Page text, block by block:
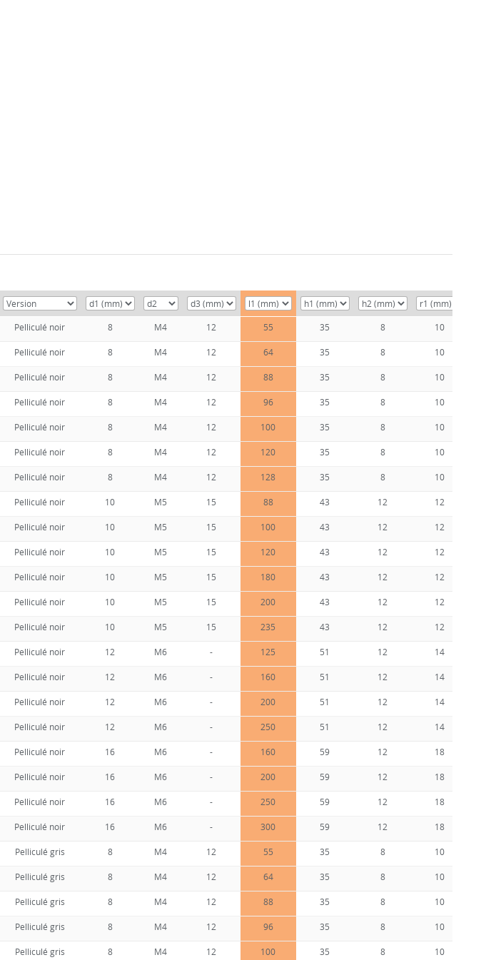
Pelliculé noir 8 M4 12 55 35 8 10
Pelliculé noir 8 M4 12 64 35 8 10
Pelliculé noir 8 M4 12 88 35 8 10
Pelliculé noir 8 M4 12 96 35 8 10
Pelliculé noir 8 M4 12 100 35 8 10
Pelliculé noir 8 M4 12 120 35 8 10
Pelliculé noir 8 M4 12 128 35 8 10
Pelliculé noir 10 M5 15 88 43 12 12
Pelliculé noir 10 M5 15 100 43 12 12
Pelliculé noir 10 M5 15 120 43 12 12
Pelliculé noir 10 M5 15 180 43 12 12
Pelliculé noir 10 M5 15 200 43 12 12
Pelliculé noir 10 M5 15 235 43 12 12
Pelliculé noir 12 M6 - 125 51 12 14
Pelliculé noir 12 M6 - 160 51 12 14
Pelliculé noir 12 M6 - 200 51 12 14
Pelliculé noir 12 M6 - 250 51 12 14
Pelliculé noir 16 M6 - 160 59 12 18
Pelliculé noir 16 M6 - 200 59 12 18
Pelliculé noir 16 M6 - 250 59 12 18
Pelliculé noir 16 M6 - 300 59 12 18
Pelliculé gris 8 M4 12 55 35 8 10
Pelliculé gris 8 M4 12 64 35 8 10
Pelliculé gris 8 M4 12 88 35 8 10
Pelliculé gris 8 M4 12 96 35 8 10
Pelliculé gris 8 M4 12 100 35 8 10